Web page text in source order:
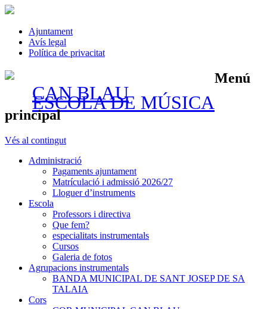
Ajuntament
Avís legal
Política de privacitat
CAN BLAU
ESCOLA DE MÚSICA
Menú
principal
Vés al contingut
Administració
Pagaments ajuntament
Matrículació i admissió 2026/27
Lloguer d’instruments
Escola
Professors i directiva
Que fem?
especialitats instrumentals
Cursos
Galeria de fotos
Agrupacions instrumentals
BANDA MUNICIPAL DE SANT JOSEP DE SA
TALAIA
Cors